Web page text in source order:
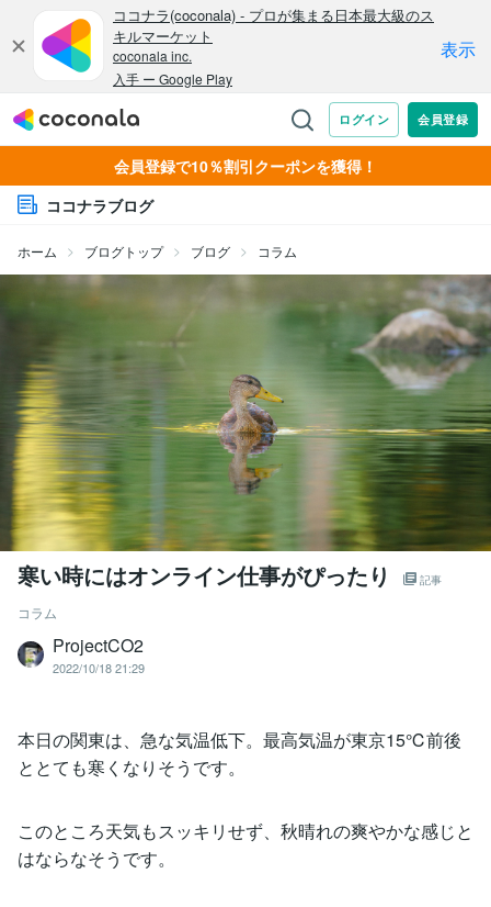
会員登録で10％割引クーポンを獲得！
ココナラブログ
ホーム ブログトップ ブログ コラム
寒い時にはオンライン仕事がぴったり 記事
コラム
ProjectCO2
2022/10/18 21:29
本日の関東は、急な気温低下。最高気温が東京15℃前後
ととても寒くなりそうです。
このところ天気もスッキリせず、秋晴れの爽やかな感じと
はならなそうです。